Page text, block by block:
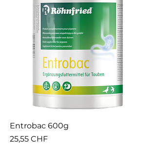
Entrobac 600g
Prix
25,55 CHF